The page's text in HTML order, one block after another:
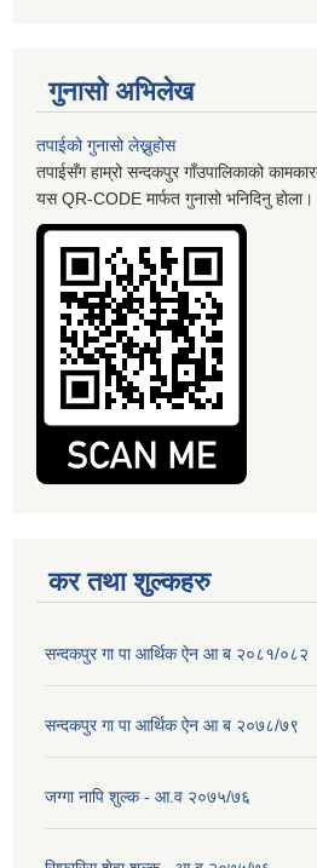
गुनासो अभिलेख
तपाईको गुनासो लेख्नुहोस
तपाईसँग हाम्रो सन्दकपुर गाँउपालिकाको
यस QR-CODE मार्फत गुनासो भनिदिनु होला।
कर तथा शुल्कहरु
सन्दकपुर गा पा आर्थिक ऐन आ ब २०८१/०८२
सन्दकपुर गा पा आर्थिक ऐन आ ब २०७८/७९
जग्गा नापि शुल्क - आ.व २०७५/७६